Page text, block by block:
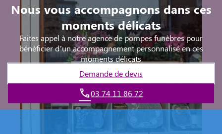
Nous vous accompagnons dans ces
moments délicats
Faites appel à notre agence de pompes funèbres pour
bénéficier d’un accompagnement personnalisé en ces
moments délicats
Demande de devis
03 74 11 86 72